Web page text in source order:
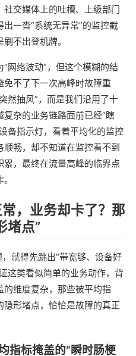
交媒体上的吐槽、上级部门
一沓“系统无异常”的监控截
不出登机牌。
网络波动”，但这个模糊的结
不了下一次高峰时故障重
然抽风”，而是我们沿用了十
杂的业务链路面前已经“瞎
备指示灯，看着平均化的监控
畅，却不知道在监控看不到
，最终在流量高峰的临界点
，业务却卡了？那
堵点”
就得先跳出“带宽够、设备好
这类看似简单的业务动作，背
的维度复杂，那些被平均指
形堵点，恰恰是故障的真正
指标掩盖的“瞬时肠梗